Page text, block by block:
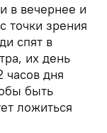
в вечернее и
точки зрения
спят в
их день
часов дня
быть
ложиться